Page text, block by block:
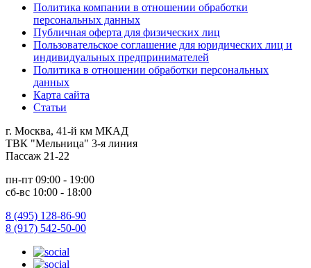
Политика компании в отношении обработки
персональных данных
Публичная оферта для физических лиц
Пользовательское соглашение для юридических лиц и
индивидуальных предпринимателей
Политика в отношении обработки персональных
данных
Карта сайта
Статьи
г. Москва, 41-й км МКАД
ТВК "Мельница" 3-я линия
Пассаж 21-22
пн-пт 09:00 - 19:00
сб-вс 10:00 - 18:00
8 (495) 128-86-90
8 (917) 542-50-00